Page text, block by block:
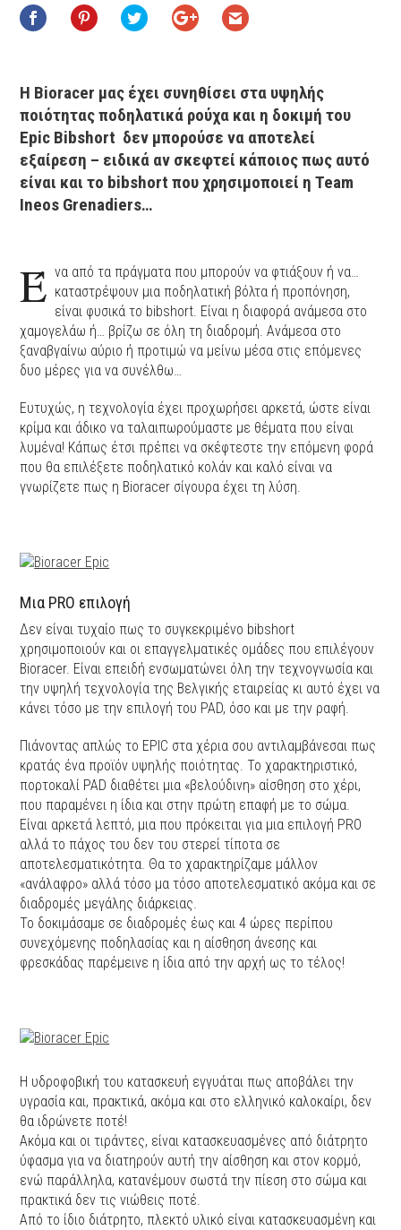
Η Bioracer μας έχει συνηθίσει στα υψηλής
ποιότητας ποδηλατικά ρούχα και η δοκιμή του
Epic Bibshort δεν μπορούσε να αποτελεί
εξαίρεση – ειδικά αν σκεφτεί κάποιος πως αυτό
είναι και το bibshort που χρησιμοποιεί η Team
Ineos Grenadiers…
Έ να από τα πράγματα που μπορούν να φτιάξουν ή να…
καταστρέψουν μια ποδηλατική βόλτα ή προπόνηση,
είναι φυσικά το bibshort. Είναι η διαφορά ανάμεσα στο
χαμογελάω ή… βρίζω σε όλη τη διαδρομή. Ανάμεσα στο
ξαναβγαίνω αύριο ή προτιμώ να μείνω μέσα στις επόμενες
δυο μέρες για να συνέλθω…
Ευτυχώς, η τεχνολογία έχει προχωρήσει αρκετά, ώστε είναι
κρίμα και άδικο να ταλαιπωρούμαστε με θέματα που είναι
λυμένα! Κάπως έτσι πρέπει να σκέφτεστε την επόμενη φορά
που θα επιλέξετε ποδηλατικό κολάν και καλό είναι να
γνωρίζετε πως η Bioracer σίγουρα έχει τη λύση.
Μια PRO επιλογή
Δεν είναι τυχαίο πως το συγκεκριμένο bibshort
χρησιμοποιούν και οι επαγγελματικές ομάδες που επιλέγουν
Bioracer. Είναι επειδή ενσωματώνει όλη την τεχνογνωσία και
την υψηλή τεχνολογία της Βελγικής εταιρείας κι αυτό έχει να
κάνει τόσο με την επιλογή του PAD, όσο και με την ραφή.
Πιάνοντας απλώς το EPIC στα χέρια σου αντιλαμβάνεσαι πως
κρατάς ένα προϊόν υψηλής ποιότητας. Το χαρακτηριστικό,
πορτοκαλί PAD διαθέτει μια «βελούδινη» αίσθηση στο χέρι,
που παραμένει η ίδια και στην πρώτη επαφή με το σώμα.
Είναι αρκετά λεπτό, μια που πρόκειται για μια επιλογή PRO
αλλά το πάχος του δεν του στερεί τίποτα σε
αποτελεσματικότητα. Θα το χαρακτηρίζαμε μάλλον
«ανάλαφρο» αλλά τόσο μα τόσο αποτελεσματικό ακόμα και σε
διαδρομές μεγάλης διάρκειας.
Το δοκιμάσαμε σε διαδρομές έως και 4 ώρες περίπου
συνεχόμενης ποδηλασίας και η αίσθηση άνεσης και
φρεσκάδας παρέμεινε η ίδια από την αρχή ως το τέλος!
Η υδροφοβική του κατασκευή εγγυάται πως αποβάλει την
υγρασία και, πρακτικά, ακόμα και στο ελληνικό καλοκαίρι, δεν
θα ιδρώνετε ποτέ!
Ακόμα και οι τιράντες, είναι κατασκευασμένες από διάτρητο
ύφασμα για να διατηρούν αυτή την αίσθηση και στον κορμό,
ενώ παράλληλα, κατανέμουν σωστά την πίεση στο σώμα και
πρακτικά δεν τις νιώθεις ποτέ.
Aπό το ίδιο διάτρητο, πλεκτό υλικό είναι κατασκευασμένη και